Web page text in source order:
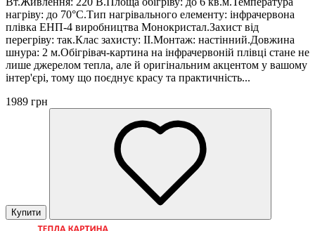
нагріву: до 70°C.Тип нагрівального елементу: інфрачервона
плівка ЕНП-4 виробництва Монокристал.Захист від
перегріву: так.Клас захисту: II.Монтаж: настінний.Довжина
шнура: 2 м.Обігрівач-картина на інфрачервоній плівці стане не
лише джерелом тепла, але й оригінальним акцентом у вашому
інтер'єрі, тому що поєднує красу та практичність...
1989 грн
Купити